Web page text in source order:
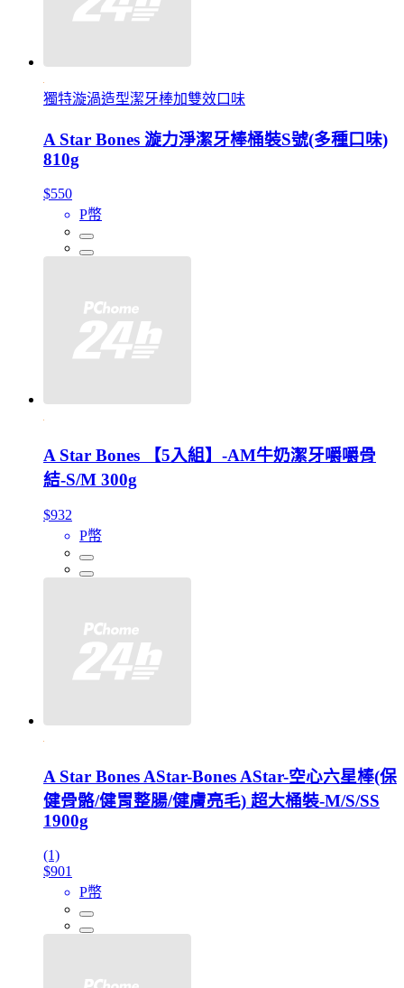
獨特漩渦造型潔牙棒加雙效口味
A Star Bones 漩力淨潔牙棒桶裝S號(多種口味)
810g
$550
P幣
A Star Bones 【5入組】-AM牛奶潔牙嚼嚼骨
結-S/M 300g
$932
P幣
A Star Bones AStar-Bones AStar-空心六星棒(保
健骨骼/健胃整腸/健膚亮毛) 超大桶裝-M/S/SS
1900g
(1)
$901
P幣